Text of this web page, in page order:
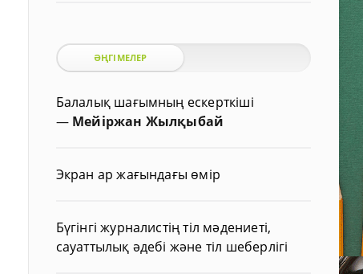
ӘҢГІМЕЛЕР
Балалық шағымның ескерткіші
— Мейіржан Жылқыбай
Экран ар жағындағы өмір
Бүгінгі журналистің тіл мәдениеті,
сауаттылық әдебі және тіл шеберлігі